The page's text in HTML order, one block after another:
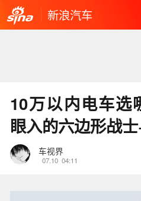
新浪汽车
10万以内电车选
眼入的六边形战
车视界
07.10 04:11